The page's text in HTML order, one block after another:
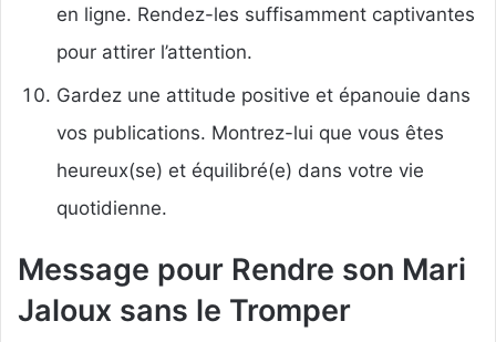
en ligne. Rendez-les suffisamment captivantes
pour attirer l’attention.
Gardez une attitude positive et épanouie dans
vos publications. Montrez-lui que vous êtes
heureux(se) et équilibré(e) dans votre vie
quotidienne.
Message pour Rendre son Mari
Jaloux sans le Tromper